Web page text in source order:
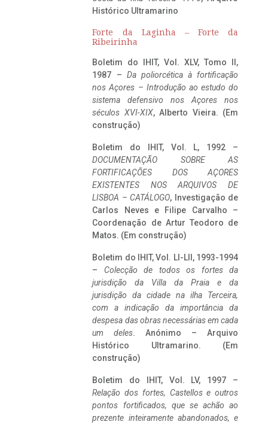
Histórico Ultramarino
Forte da Laginha – Forte da
Ribeirinha
Boletim do IHIT, Vol. XLV, Tomo II,
1987 – Da poliorcética à fortificação
nos Açores – Introdução ao estudo do
sistema defensivo nos Açores nos
séculos XVI-XIX, Alberto Vieira. (Em
construção)
Boletim do IHIT, Vol. L, 1992 –
DOCUMENTAÇÃO SOBRE AS
FORTIFICAÇÕES DOS AÇORES
EXISTENTES NOS ARQUIVOS DE
LISBOA – CATÁLOGO, Investigação de
Carlos Neves e Filipe Carvalho –
Coordenação de Artur Teodoro de
Matos. (Em construção)
Boletim do IHIT, Vol. LI-LII, 1993-1994
– Colecção de todos os fortes da
jurisdição da Villa da Praia e da
jurisdição da cidade na ilha Terceira,
com a indicação da importância da
despesa das obras necessárias em cada
um deles. Anónimo – Arquivo
Histórico Ultramarino. (Em
construção)
Boletim do IHIT, Vol. LV, 1997 –
Relação dos fortes, Castellos e outros
pontos fortificados, que se achão ao
prezente inteiramente abandonados, e